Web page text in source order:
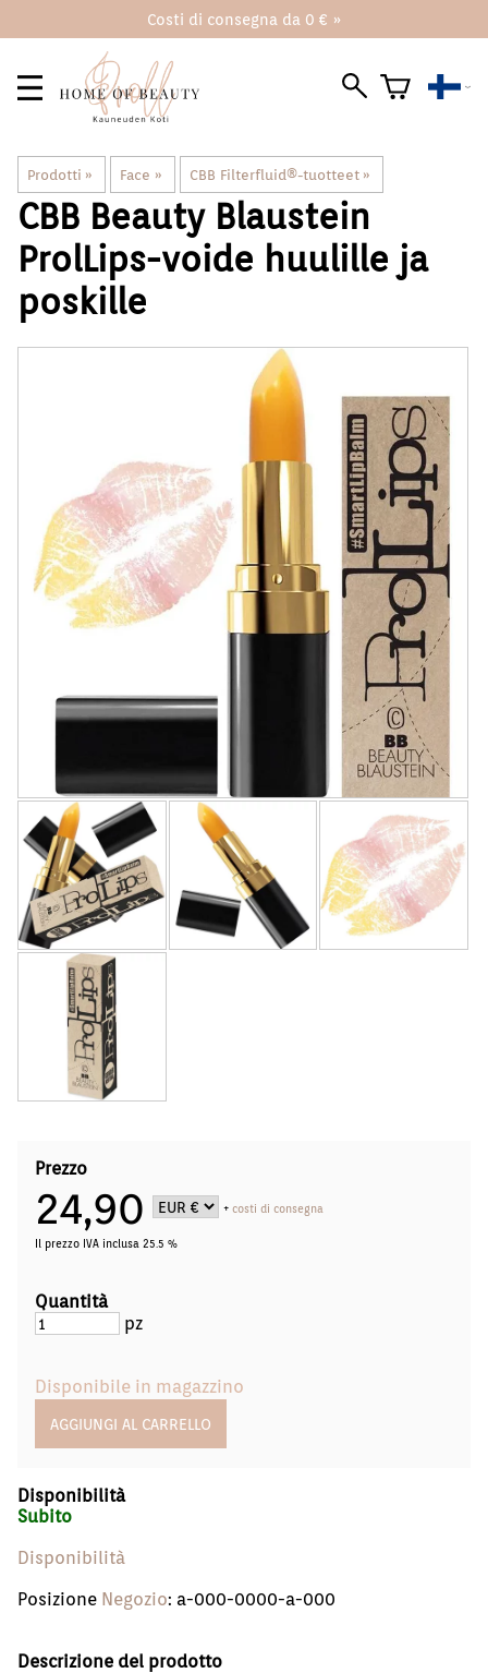
Costi di consegna da 0 € »
Prodotti ‪» Face ‪» CBB Filterfluid®️-tuotteet ‪»
CBB Beauty Blaustein
ProlLips-voide huulille ja
poskille
Prezzo
24,90 +costi di consegna
Il prezzo IVA inclusa 25.5 %
Quantità
pz
Disponibile in magazzino
Disponibilità
Subito
Disponibilità
Posizione Negozio: a-000-0000-a-000
Descrizione del prodotto